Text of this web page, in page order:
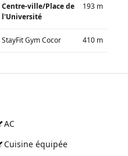
Centre-ville/Place de
l'Université
193 m
StayFit Gym Cocor 410 m
AC
Cuisine équipée